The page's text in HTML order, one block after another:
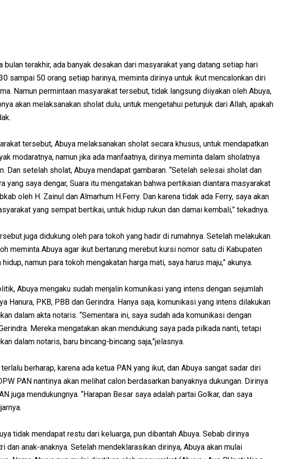
bulan terakhir, ada banyak desakan dari masyarakat yang datang setiap hari
sampai 50 orang setiap harinya, meminta dirinya untuk ikut mencalonkan diri
Namun permintaan masyarakat tersebut, tidak langsung diiyakan oleh Abuya,
akan melaksanakan sholat dulu, untuk mengetahui petunjuk dari Allah, apakah
tersebut, Abuya melaksanakan sholat secara khusus, untuk mendapatkan
modaratnya, namun jika ada manfaatnya, dirinya meminta dalam sholatnya
Dan setelah sholat, Abuya mendapat gambaran. “Setelah selesai sholat dan
yang saya dengar, Suara itu mengatakan bahwa pertikaian diantara masyarakat
oleh H. Zainul dan Almarhum H.Ferry. Dan karena tidak ada Ferry, saya akan
yang sempat bertikai, untuk hidup rukun dan damai kembali,” tekadnya.
juga didukung oleh para tokoh yang hadir di rumahnya. Setelah melakukan
meminta Abuya agar ikut bertarung merebut kursi nomor satu di Kabupaten
hidup, namun para tokoh mengakatan harga mati, saya harus maju,” akunya.
Abuya mengaku sudah menjalin komunikasi yang intens dengan sejumlah
Hanura, PKB, PBB dan Gerindra. Hanya saja, komunikasi yang intens dilakukan
dalam akta notaris. “Sementara ini, saya sudah ada komunikasi dengan
Mereka mengatakan akan mendukung saya pada pilkada nanti, tetapi
dalam notaris, baru bincang-bincang saja,”jelasnya.
berharap, karena ada ketua PAN yang ikut, dan Abuya sangat sadar diri
PAN nantinya akan melihat calon berdasarkan banyaknya dukungan. Dirinya
juga mendukungnya. “Harapan Besar saya adalah partai Golkar, dan saya
tidak mendapat restu dari keluarga, pun dibantah Abuya. Sebab dirinya
dan anak-anaknya. Setelah mendeklarasikan dirinya, Abuya akan mulai